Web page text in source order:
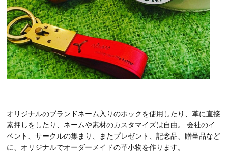
オリジナルのブランドネーム入りのホックを使用したり、革に直接
素押しをしたり、ネームや素材のカスタマイズは自由。 会社のイ
ベント、サークルの集まり、またプレゼント、記念品、贈呈品など
に、オリジナルでオーダーメイドの革小物を作ります。